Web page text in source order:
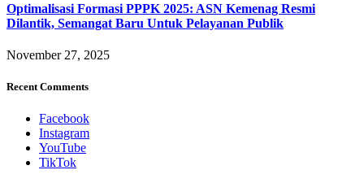
Optimalisasi Formasi PPPK 2025: ASN Kemenag Resmi
Dilantik, Semangat Baru Untuk Pelayanan Publik
November 27, 2025
Recent Comments
Facebook
Instagram
YouTube
TikTok